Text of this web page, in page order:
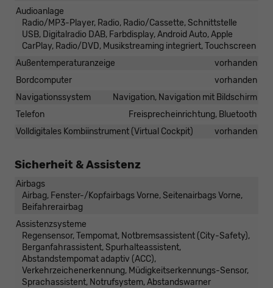
Audioanlage
Radio/MP3-Player, Radio, Radio/Cassette, Schnittstelle
USB, Digitalradio DAB, Farbdisplay, Android Auto, Apple
CarPlay, Radio/DVD, Musikstreaming integriert, Touchscreen
Außentemperaturanzeige
vorhanden
Bordcomputer
vorhanden
Navigationssystem
Navigation, Navigation mit Bildschirm
Telefon
Freisprecheinrichtung, Bluetooth
Volldigitales Kombiinstrument (Virtual Cockpit)
vorhanden
Sicherheit & Assistenz
Airbags
Airbag, Fenster-/Kopfairbags Vorne, Seitenairbags Vorne,
Beifahrerairbag
Assistenzsysteme
Regensensor, Tempomat, Notbremsassistent (City-Safety),
Berganfahrassistent, Spurhalteassistent,
Abstandstempomat adaptiv (ACC),
Verkehrzeichenerkennung, Müdigkeitserkennungs-Sensor,
Sprachassistent, Notrufsystem, Abstandswarner